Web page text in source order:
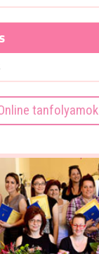
tanfolyamok